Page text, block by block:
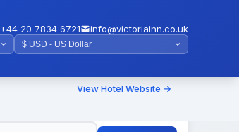
+44 20 7834 6721 info@victoriainn.co.uk
View Hotel Website →